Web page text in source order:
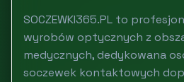
SOCZEWKI365.PL to
wyrobów optycznych z
medycznych, dedykowana
soczewek kontaktowych